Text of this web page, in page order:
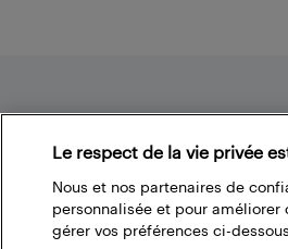
À propos du blogue de
Branchez-vous à la
Le respect de la vie privée
Nous et nos partenaires de
personnalisée et pour améliorer
gérer vos préférences ci-